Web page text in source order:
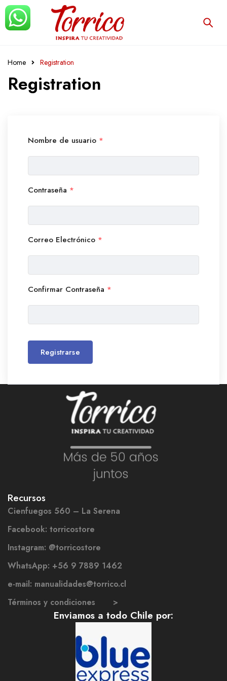
Home Registration
Registration
Nombre de usuario *
Contraseña *
Correo Electrónico *
Confirmar Contraseña *
Registrarse
Recursos
Cienfuegos 560 – La Serena
Facebook: torricostore
Instagram: @torricostore
WhatsApp: +56 9 7889 1462
e-mail: manualidades@torrico.cl
Términos y condiciones >
Enviamos a todo Chile por: